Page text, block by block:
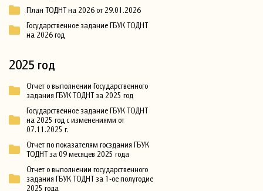
План ТОДНТ на 2026 от 29.01.2026
Государственное задание ГБУК ТОДНТ
на 2026 год
2025 год
Отчет о выполнении Государственного
задания ГБУК ТОДНТ за 2025 год
Государственное задание ГБУК ТОДНТ
на 2025 год с изменениями от
07.11.2025 г.
Отчет по показателям госздания ГБУК
ТОДНТ за 09 месяцев 2025 года
Отчет о выполнении государственного
задания ГБУК ТОДНТ за 1-ое полугодие
2025 года